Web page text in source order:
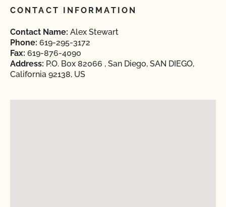
CONTACT INFORMATION
Contact Name: Alex Stewart
Phone: 619-295-3172
Fax: 619-876-4090
Address: P.O. Box 82066 , San Diego, SAN DIEGO,
California 92138, US